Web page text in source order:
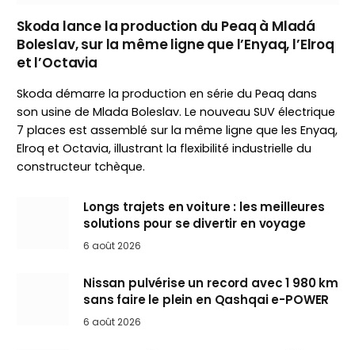
Skoda lance la production du Peaq à Mladá
Boleslav, sur la même ligne que l’Enyaq, l’Elroq
et l’Octavia
Skoda démarre la production en série du Peaq dans
son usine de Mlada Boleslav. Le nouveau SUV électrique
7 places est assemblé sur la même ligne que les Enyaq,
Elroq et Octavia, illustrant la flexibilité industrielle du
constructeur tchèque.
Longs trajets en voiture : les meilleures
solutions pour se divertir en voyage
6 août 2026
Nissan pulvérise un record avec 1 980 km
sans faire le plein en Qashqai e-POWER
6 août 2026